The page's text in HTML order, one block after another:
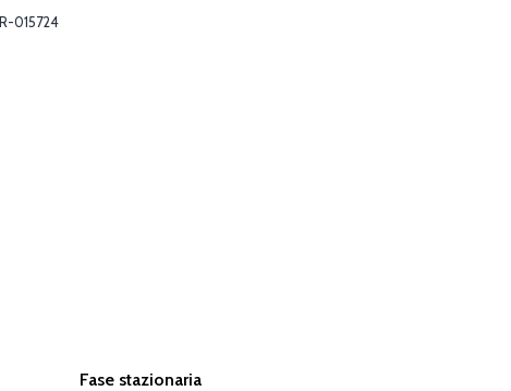
015724
Fase stazionaria